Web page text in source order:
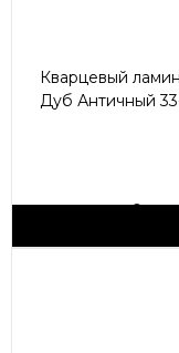
Кварцевый
Дуб Античный
2